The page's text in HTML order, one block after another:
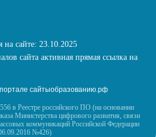
на сайте: 23.10.2025
сайта активная прямая ссылка на
сайтыобразованию.рф
в Реестре российского ПО (на основании
Министерства цифрового развития, связи
коммуникаций Российской Федерации
№426)